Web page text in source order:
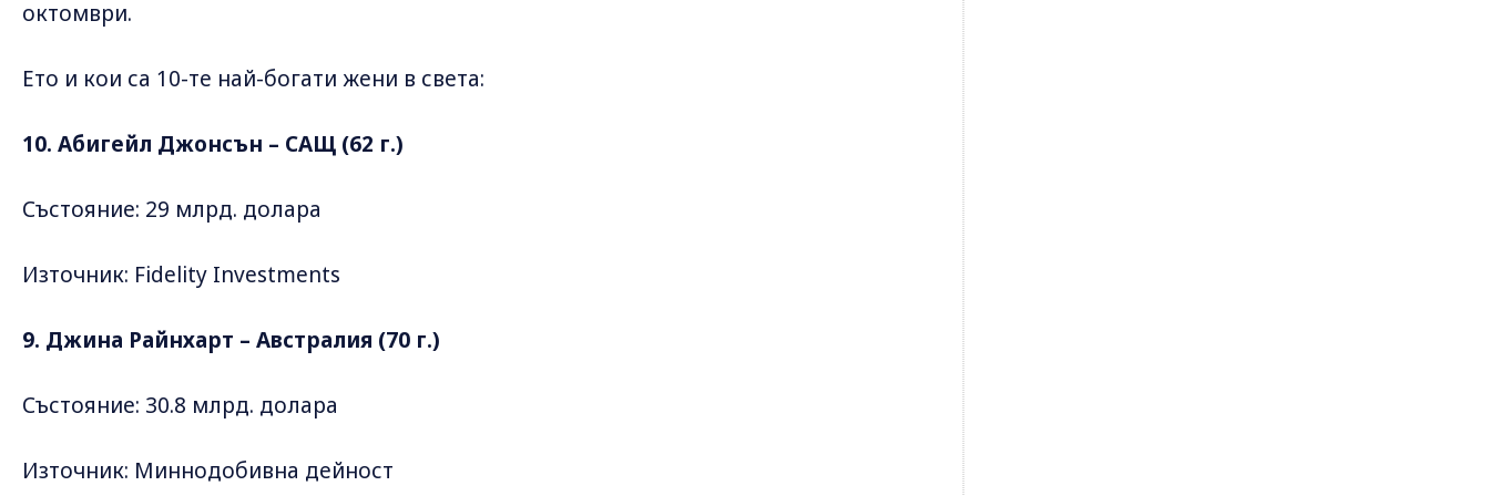
октомври.
Ето и кои са 10-те най-богати жени в света:
10. Абигейл Джонсън – САЩ (62 г.)
Състояние: 29 млрд. долара
Източник: Fidelity Investments
9. Джина Райнхарт – Австралия (70 г.)
Състояние: 30.8 млрд. долара
Източник: Миннодобивна дейност